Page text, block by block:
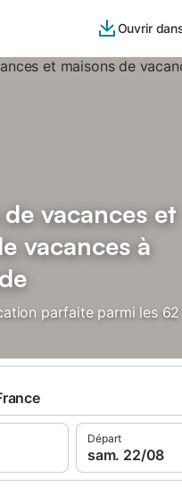
Ouvrir
vacances et
vacances à
parfaite parmi les
Départ
sam. 22/08